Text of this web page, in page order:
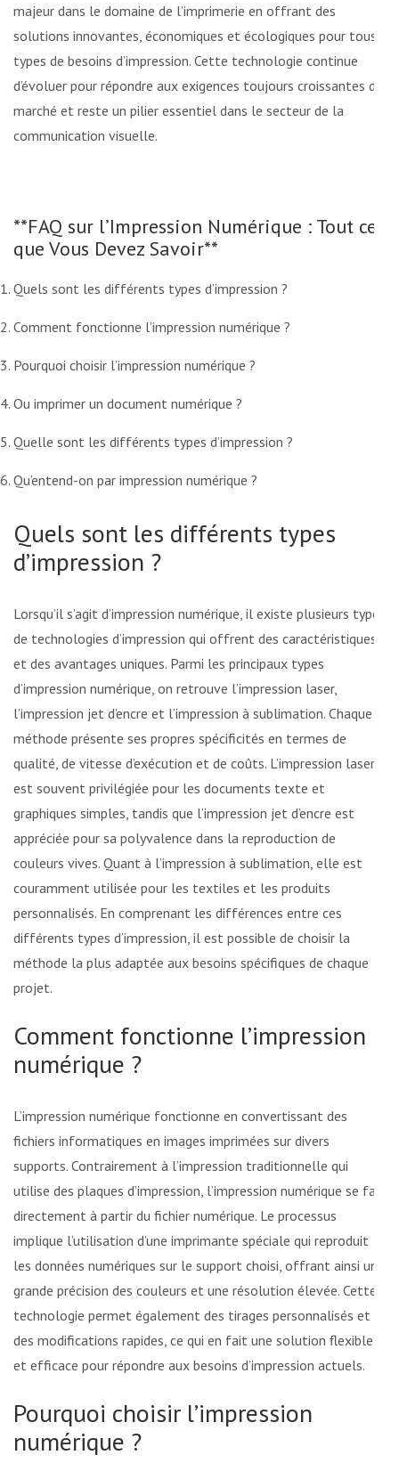
majeur dans le domaine de l’imprimerie en offrant des
solutions innovantes, économiques et écologiques pour tous
types de besoins d’impression. Cette technologie continue
d’évoluer pour répondre aux exigences toujours croissantes du
marché et reste un pilier essentiel dans le secteur de la
communication visuelle.
**FAQ sur l’Impression Numérique : Tout ce
que Vous Devez Savoir**
Quels sont les différents types d’impression ?
Comment fonctionne l’impression numérique ?
Pourquoi choisir l’impression numérique ?
Ou imprimer un document numérique ?
Quelle sont les différents types d’impression ?
Qu’entend-on par impression numérique ?
Quels sont les différents types
d’impression ?
Lorsqu’il s’agit d’impression numérique, il existe plusieurs types
de technologies d’impression qui offrent des caractéristiques
et des avantages uniques. Parmi les principaux types
d’impression numérique, on retrouve l’impression laser,
l’impression jet d’encre et l’impression à sublimation. Chaque
méthode présente ses propres spécificités en termes de
qualité, de vitesse d’exécution et de coûts. L’impression laser
est souvent privilégiée pour les documents texte et
graphiques simples, tandis que l’impression jet d’encre est
appréciée pour sa polyvalence dans la reproduction de
couleurs vives. Quant à l’impression à sublimation, elle est
couramment utilisée pour les textiles et les produits
personnalisés. En comprenant les différences entre ces
différents types d’impression, il est possible de choisir la
méthode la plus adaptée aux besoins spécifiques de chaque
projet.
Comment fonctionne l’impression
numérique ?
L’impression numérique fonctionne en convertissant des
fichiers informatiques en images imprimées sur divers
supports. Contrairement à l’impression traditionnelle qui
utilise des plaques d’impression, l’impression numérique se fait
directement à partir du fichier numérique. Le processus
implique l’utilisation d’une imprimante spéciale qui reproduit
les données numériques sur le support choisi, offrant ainsi une
grande précision des couleurs et une résolution élevée. Cette
technologie permet également des tirages personnalisés et
des modifications rapides, ce qui en fait une solution flexible
et efficace pour répondre aux besoins d’impression actuels.
Pourquoi choisir l’impression
numérique ?